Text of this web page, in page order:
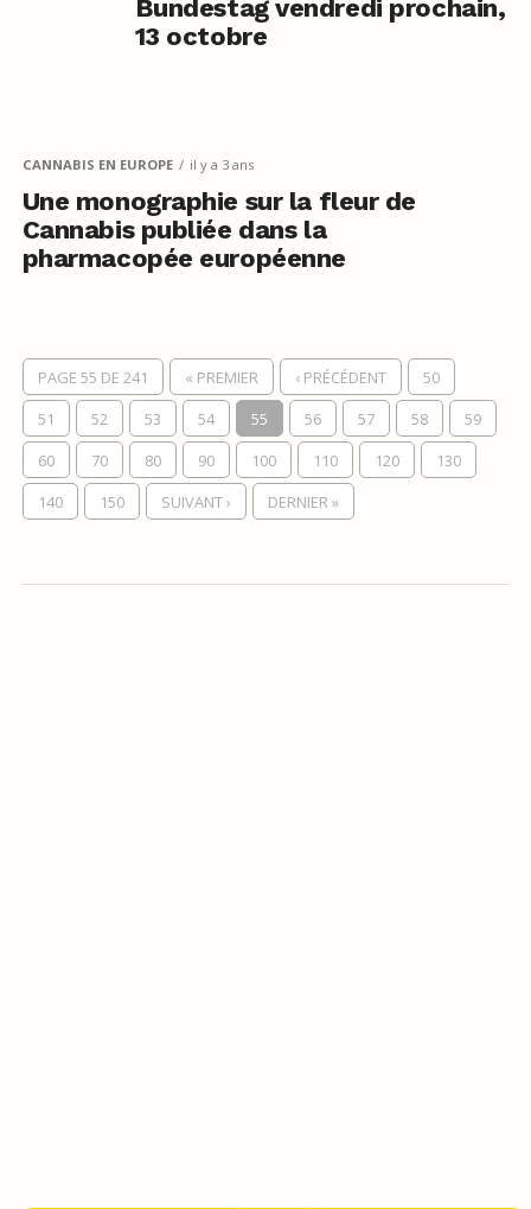
Bundestag vendredi prochain,
13 octobre
CANNABIS EN EUROPE il y a 3 ans
Une monographie sur la fleur de
Cannabis publiée dans la
pharmacopée européenne
PAGE 55 DE 241 « PREMIER ‹ PRÉCÉDENT
50
51
52 53 54 55 56 57 58
59
60
70 80 90 100 110 120
130
140
150 SUIVANT › DERNIER »